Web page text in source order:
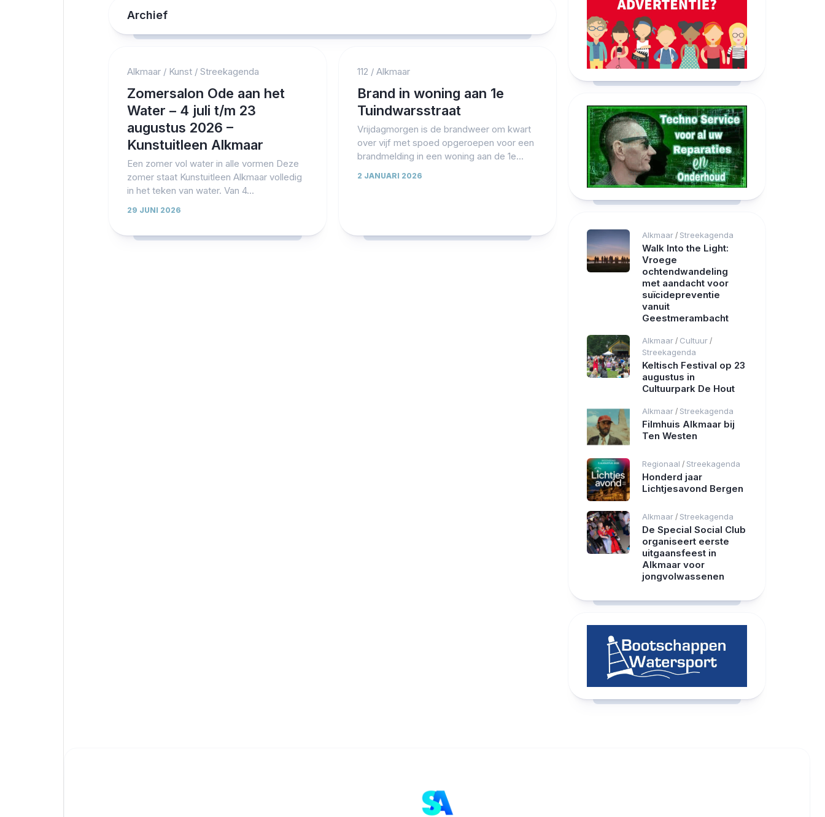
Archief
Alkmaar / Kunst / Streekagenda
Zomersalon Ode aan het
Water – 4 juli t/m 23
augustus 2026 –
Kunstuitleen Alkmaar
Een zomer vol water in alle vormen Deze
zomer staat Kunstuitleen Alkmaar volledig
in het teken van water. Van 4...
29 JUNI 2026
112 / Alkmaar
Brand in woning aan 1e
Tuindwarsstraat
Vrijdagmorgen is de brandweer om kwart
over vijf met spoed opgeroepen voor een
brandmelding in een woning aan de 1e...
2 JANUARI 2026
Alkmaar / Streekagenda
Walk Into the Light:
Vroege
ochtendwandeling
met aandacht voor
suïcidepreventie
vanuit
Geestmerambacht
Alkmaar / Cultuur /
Streekagenda
Keltisch Festival op 23
augustus in
Cultuurpark De Hout
Alkmaar / Streekagenda
Filmhuis Alkmaar bij
Ten Westen
Regionaal / Streekagenda
Honderd jaar
Lichtjesavond Bergen
Alkmaar / Streekagenda
De Special Social Club
organiseert eerste
uitgaansfeest in
Alkmaar voor
jongvolwassenen